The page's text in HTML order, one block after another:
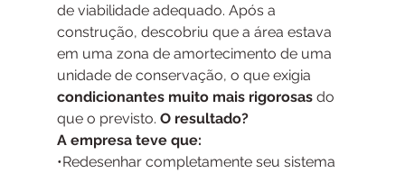
de viabilidade adequado. Após a
construção, descobriu que a área estava
em uma zona de amortecimento de uma
unidade de conservação, o que exigia
condicionantes muito mais rigorosas do
que o previsto. O resultado?
A empresa teve que:
•Redesenhar completamente seu sistema